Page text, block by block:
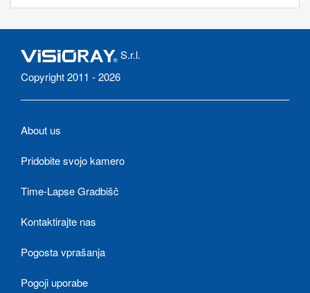
S.r.l.
Copyright 2011 - 2026
About us
Pridobite svojo kamero
Time-Lapse Gradbišč
Kontaktirajte nas
Pogosta vprašanja
Pogoji uporabe